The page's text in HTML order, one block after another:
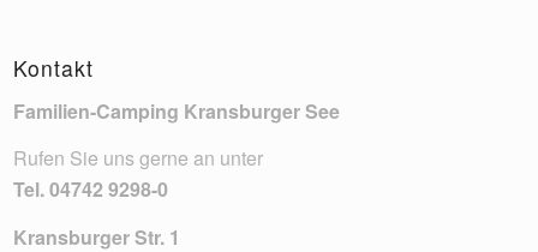
Kontakt
Familien-Camping Kransburger See
Rufen Sie uns gerne an unter
Tel.04742 9298-0
Kransburger Str. 1